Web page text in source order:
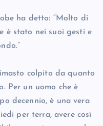
ha detto: “Molto di
è stato nei suoi gesti e
colpito da quanto
Per un uomo che è
decennio, è una vera
per terra, avere così